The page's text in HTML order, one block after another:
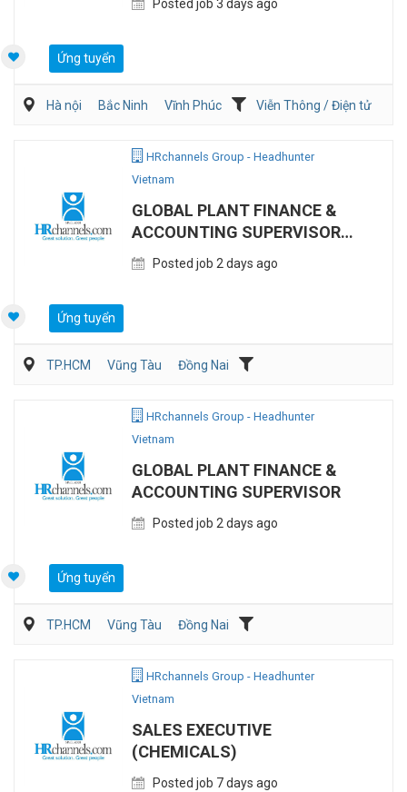
Posted job 3 days ago
Ứng tuyển
Hà nội Bắc Ninh Vĩnh Phúc
Viễn Thông / Điện tử
HRchannels Group - Headhunter
Vietnam
GLOBAL PLANT FINANCE &
ACCOUNTING SUPERVISOR
(MANUFACTURING)
Posted job 2 days ago
Ứng tuyển
TP.HCM Vũng Tàu
Đồng Nai
HRchannels Group - Headhunter
Vietnam
GLOBAL PLANT FINANCE &
ACCOUNTING SUPERVISOR
Posted job 2 days ago
Ứng tuyển
TP.HCM Vũng Tàu
Đồng Nai
HRchannels Group - Headhunter
Vietnam
SALES EXECUTIVE
(CHEMICALS)
Posted job 7 days ago